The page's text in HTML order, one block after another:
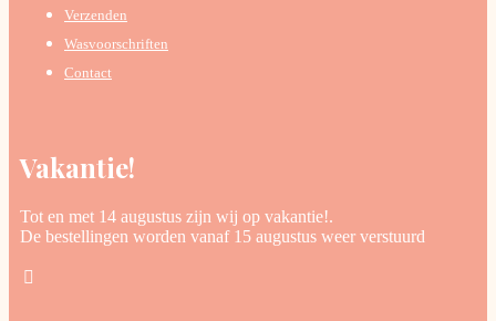
Verzenden
Wasvoorschriften
Contact
Vakantie!
Tot en met 14 augustus zijn wij op vakantie!.
De bestellingen worden vanaf 15 augustus weer verstuurd